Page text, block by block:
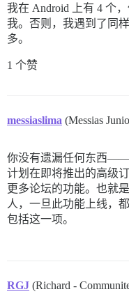
我在 Android 上有 4 个
我。否则，我遇到了同
多。
1 个赞
messiaslima (Messias
你没有遗漏任何东西——
计划在即将推出的高级
更多论坛的功能。也就
人，一旦此功能上线，
包括这一项。
RGJ (Richard -